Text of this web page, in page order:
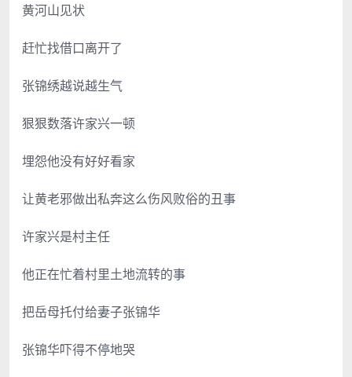
黄河山见状
赶忙找借口离开了
张锦绣越说越生气
狠狠数落许家兴一顿
埋怨他没有好好看家
让黄老邪做出私奔这么伤风败俗的丑事
许家兴是村主任
他正在忙着村里土地流转的事
把岳母托付给妻子张锦华
张锦华吓得不停地哭